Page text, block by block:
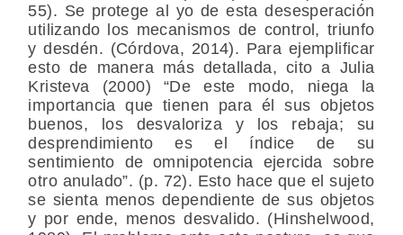
55). Se protege al yo de esta desesperación
utilizando los mecanismos de control, triunfo
y desdén. (Córdova, 2014). Para ejemplificar
esto de manera más detallada, cito a Julia
Kristeva (2000) “De este modo, niega la
importancia que tienen para él sus objetos
buenos, los desvaloriza y los rebaja; su
desprendimiento es el índice de su
sentimiento de omnipotencia ejercida sobre
otro anulado”. (p. 72). Esto hace que el sujeto
se sienta menos dependiente de sus objetos
y por ende, menos desvalido. (Hinshelwood,